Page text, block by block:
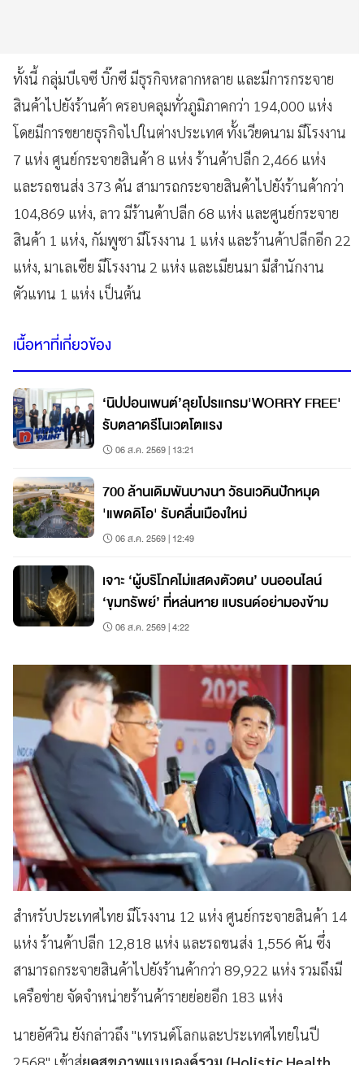
ทั้งนี้ กลุ่มบีเจซี บิ๊กซี มีธุรกิจหลากหลาย และมีการกระจาย
สินค้าไปยังร้านค้า ครอบคลุมทั่วภูมิภาคกว่า 194,000 แห่ง
โดยมีการขยายธุรกิจไปในต่างประเทศ ทั้งเวียดนาม มีโรงงาน
7 แห่ง ศูนย์กระจายสินค้า 8 แห่ง ร้านค้าปลีก 2,466 แห่ง
และรถขนส่ง 373 คัน สามารถกระจายสินค้าไปยังร้านค้ากว่า
104,869 แห่ง, ลาว มีร้านค้าปลีก 68 แห่ง และศูนย์กระจาย
สินค้า 1 แห่ง, กัมพูชา มีโรงงาน 1 แห่ง และร้านค้าปลีกอีก 22
แห่ง, มาเลเซีย มีโรงงาน 2 แห่ง และเมียนมา มีสำนักงาน
ตัวแทน 1 แห่ง เป็นต้น
เนื้อหาที่เกี่ยวข้อง
‘นิปปอนเพนต์’ลุยโปรแกรม'WORRY FREE'
รับตลาดรีโนเวตโตแรง
06 ส.ค. 2569 | 13:21
700 ล้านเดิมพันบางนา วัธนเวคินปักหมุด
'แพดดิโอ' รับคลื่นเมืองใหม่
06 ส.ค. 2569 | 12:49
เจาะ ‘ผู้บริโภคไม่แสดงตัวตน’ บนออนไลน์
‘ขุมทรัพย์’ ที่หล่นหาย แบรนด์อย่ามองข้าม
06 ส.ค. 2569 | 4:22
สำหรับประเทศไทย มีโรงงาน 12 แห่ง ศูนย์กระจายสินค้า 14
แห่ง ร้านค้าปลีก 12,818 แห่ง และรถขนส่ง 1,556 คัน ซึ่ง
สามารถกระจายสินค้าไปยังร้านค้ากว่า 89,922 แห่ง รวมถึงมี
เครือข่าย จัดจำหน่ายร้านค้ารายย่อยอีก 183 แห่ง
นายอัศวิน ยังกล่าวถึง "เทรนด์โลกและประเทศไทยในปี
2568" เข้าสู่ยุคสุขภาพแบบองค์รวม (Holistic Health